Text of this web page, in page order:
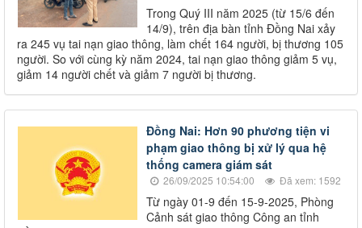
Trong Quý III năm 2025 (từ 15/6 đến
14/9), trên địa bàn tỉnh Đồng Nai xảy
ra 245 vụ tai nạn giao thông, làm chết 164 người, bị thương 105
người. So với cùng kỳ năm 2024, tai nạn giao thông giảm 5 vụ,
giảm 14 người chết và giảm 7 người bị thương.
Đồng Nai: Hơn 90 phương tiện vi
phạm giao thông bị xử lý qua hệ
thống camera giám sát
26/09/2025 10:54:00 Đã xem: 1592
Từ ngày 01-9 đến 15-9-2025, Phòng
Cảnh sát giao thông Công an tỉnh